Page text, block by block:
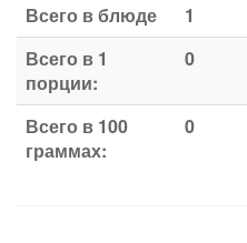
Всего в блюде
1
Всего в 1
порции:
0
Всего в 100
граммах:
0